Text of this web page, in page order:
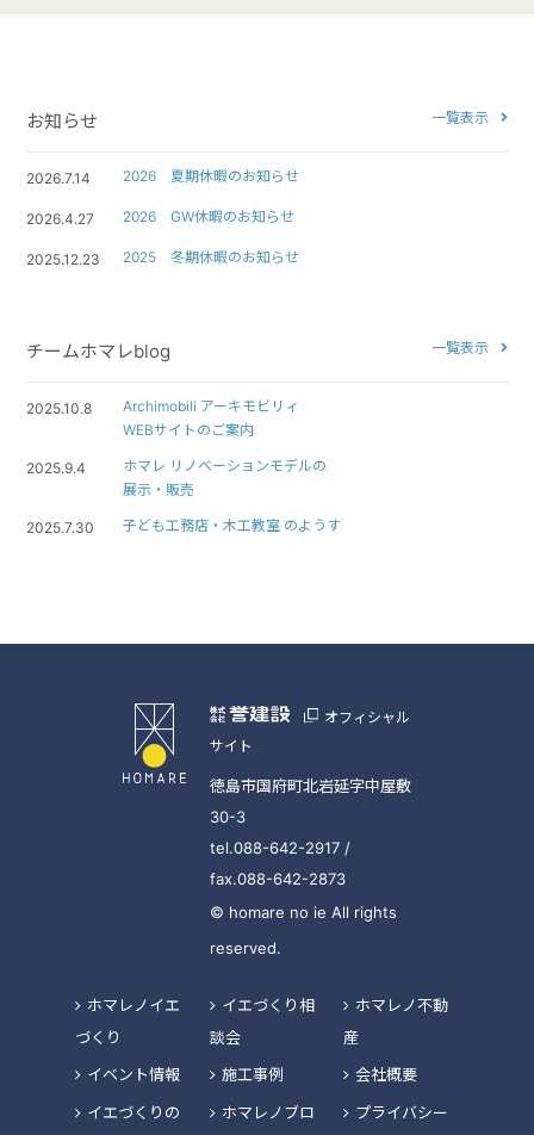
お知らせ 一覧表示
2026.7.14 2026 夏期休暇のお知らせ
2026.4.27 2026 GW休暇のお知らせ
2025.12.23 2025 冬期休暇のお知らせ
チームホマレblog 一覧表示
2025.10.8
Archimobili アーキモビリィ
WEBサイトのご案内
2025.9.4
ホマレ リノベーションモデルの
展示・販売
2025.7.30 子ども工務店・木工教室 のようす
オフィシャル
サイト
徳島市国府町北岩延字中屋敷
30-3
tel.088-642-2917 /
fax.088-642-2873
© homare no ie All rights
reserved.
ホマレノイエ
づくり
イベント情報
イエづくりの
イエづくり相
談会
施工事例
ホマレノブロ
ホマレノ不動
産
会社概要
プライバシー